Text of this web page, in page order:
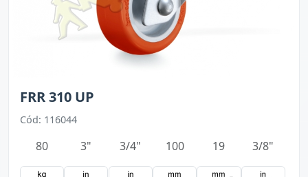
FRR 310 UP
Cód: 116044
80 3" 3/4" 100 19 3/8"